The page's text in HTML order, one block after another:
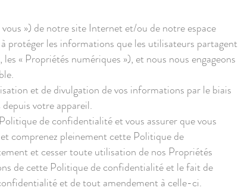
») de notre site Internet et/ou de notre espace
protéger les informations que les utilisateurs partagent
« Propriétés numériques »), et nous nous engageons
et de divulgation de vos informations par le biais
votre appareil.
de confidentialité et vous assurer que vous
comprenez pleinement cette Politique de
et cesser toute utilisation de nos Propriétés
de cette Politique de confidentialité et le fait de
et de tout amendement à celle-ci.